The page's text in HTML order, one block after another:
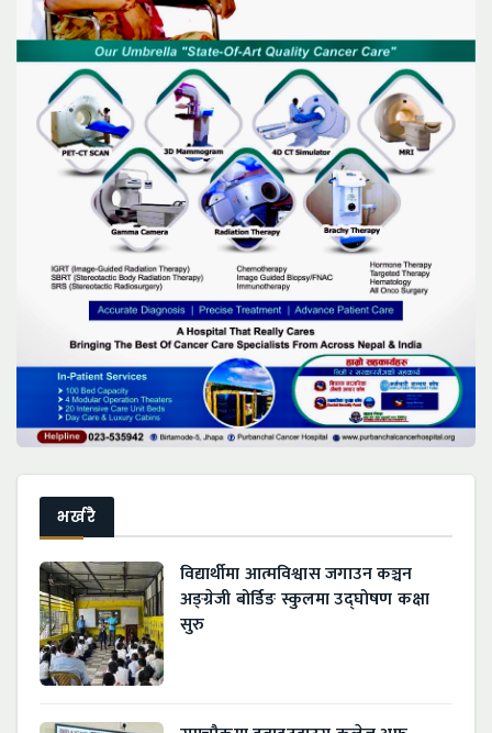
भर्खरै
विद्यार्थीमा आत्मविश्वास जगाउन कञ्चन
अङ्ग्रेजी बोर्डिङ स्कुलमा उद्घोषण कक्षा
सुरु